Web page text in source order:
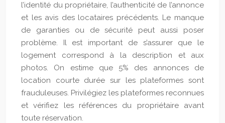
l’identité du propriétaire, l’authenticité de l’annonce
et les avis des locataires précédents. Le manque
de garanties ou de sécurité peut aussi poser
problème. Il est important de s’assurer que le
logement correspond à la description et aux
photos. On estime que 5% des annonces de
location courte durée sur les plateformes sont
frauduleuses. Privilégiez les plateformes reconnues
et vérifiez les références du propriétaire avant
toute réservation.